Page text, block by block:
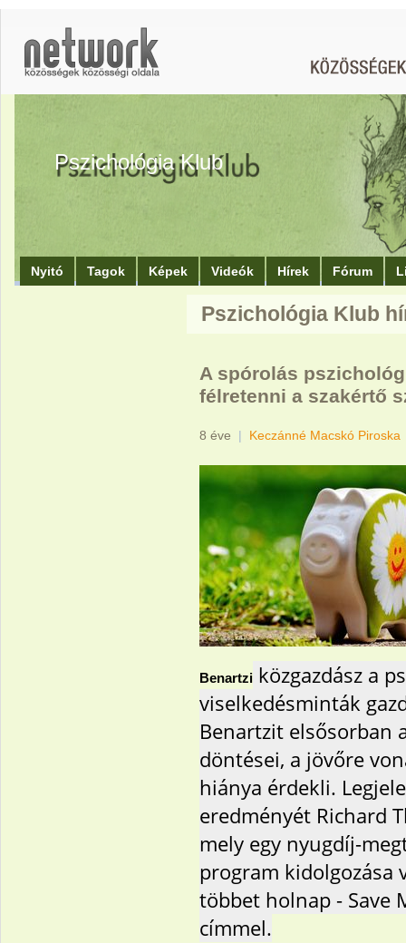
Pszichológia Klub
Nyitó Tagok Képek Videók Hírek Fórum
Pszichológia Klub
A spórolás
félretenni a szakértő
8 éve | Keczánné Macskó Piroska
Benartzi közgazdász a
viselkedésminták
Benartzit elsősorban
döntései, a jövőre
hiánya érdekli.
eredményét Richard
mely egy nyugdíj-
program kidolgozása
többet holnap - Save
címmel.